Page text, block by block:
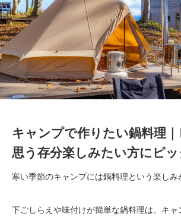
キャンプで作りたい鍋料理
思う存分楽しみたい方にピッ
寒い季節のキャンプには鍋料理という楽しみ
下ごしらえや味付けが簡単な鍋料理は、キャ